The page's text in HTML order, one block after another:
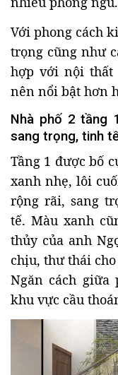
Với phong cách
trọng cũng như
hợp với nội
nên nổi bật hơn
Nhà phố 2 tầng
sang trọng, tinh
Tầng 1 được bố
xanh nhẹ, lôi
rộng rãi, sang
tế. Màu xanh
thủy của anh
chịu, thư thái
Ngăn cách giữa
khu vực cầu